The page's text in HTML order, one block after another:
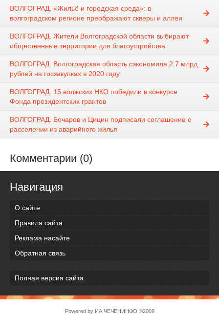
ВОЛГОГРАД. «Жильё и городская среда»: в
волгоградском регионе преображают скверы и аллеи
ВОЛГОГРАД. Жители Волгоградской области выбирают
общественные территории для благоустройства
ВОЛГОГРАД. Волгоградская область сэкономила 2,7 млрд
рублей на госзакупках в 2020 году
ВОЛГОГРАД. 15 волжских НКО победили в конкурсе
Фонда президентских грантов
ВОЛГОГРАД. Бочаров и Цицин подписали соглашение о
расселении из аварийного жилья
Комментарии (0)
Навигация
О сайте
Правила сайта
Реклама насайте
Обратная связь
Полная версия сайта
Powered by ИА ЧЕЧЕНИНФО ©2009